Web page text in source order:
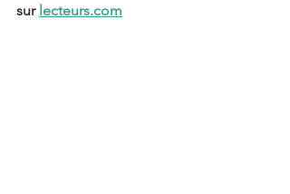
sur lecteurs.com